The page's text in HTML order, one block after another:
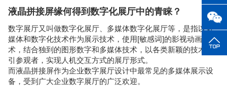
液晶拼接屏缘何得到数字化展厅中的青睐？
数字展厅又叫做数字化展厅、 多媒体数字化展厅等，是指以多
媒体和数字化技术作为展示技术，使用[敏感词]的影视动画技
术，结合独到的图形数字和多媒体技术，以各类新颖的技术吸
引参观者，实现人机交互方式的展厅形式。
而液晶拼接屏作为企业数字展厅设计中最常见的多媒体展示设
备，受到广大企业数字展厅的广泛欢迎。